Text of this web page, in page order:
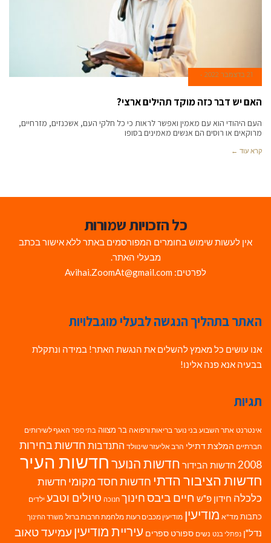
21 בדצמבר 2022
האם יש דבר כזה מוקד תהילים ארצי?
העם היהודי הוא עם מאמין ואפשר לראות כי כל חלקי העם, אשכנזים, מזרחיים,
מרוקאים או רוסים הם אנשים מאמינים בסופו
קרא עוד ←
כל הזכויות שמורות
אין לעשות שימוש בחומרים המפורסמים באתר ללא אישור בכתב
מבעלי האתר.
לפרטים: Avihai.ZoomAt@gmail.com
האתר בתהליך הנגשה לבעלי מוגבלויות
אנו עושים כל מאמץ להשלים את הנגשת האתר! במידה ונתקלת
בבעיה אנא פנה אלינו!
תגיות
אינטרנט אתר השבוע בני נוער בריאות ורפואה בר מצווה בתי ספר האגף לשירותים
חברתיים המלצת דתילי הרב אליעזר שינוולד התנדבות חדשות בחירות
2008 חדשות הבידור חדשות הנוערחדשות העיר
חדשות הציבור הדתי חדשות חסד מקומי חדשות
כלכלה חידון פ"ש חיים ביבסחינוך חנוכה טיולים וטבע ילדים
כתבות מד"א מודיעין מודיעין מכבים רעות מלחמת חרבות ברזל משרד החינוך
נדל"ן נפתלי בנט נשים ספורט ספרים עיריית מודיעין עמיעד טאוב